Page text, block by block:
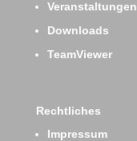
Veranstaltungen
Downloads
TeamViewer
Rechtliches
Impressum